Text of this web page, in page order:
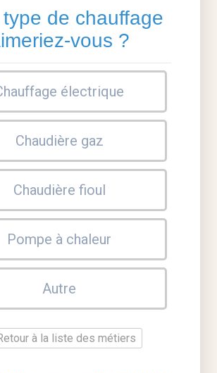
de chauffage
vous ?
électrique
Chaudière gaz
Chaudière fioul
Pompe à chaleur
Autre
à la liste des métiers